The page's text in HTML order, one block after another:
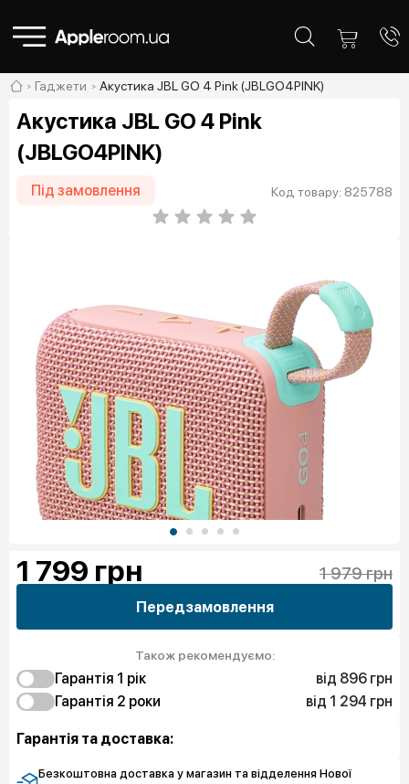
Гаджети Акустика JBL GO 4 Pink (JBLGO4PINK)
Акустика JBL GO 4 Pink
(JBLGO4PINK)
Під замовлення Код товару: 825788
1 799 грн 1 979 грн
Передзамовлення
Також рекомендуємо:
Гарантія 1 рiк
від 896 грн
Чистий спокій
896 грн
Гарантія 2 роки
від 1 294 грн
Гарантія та доставка:
Безкоштовна доставка у магазин та відделення Нової